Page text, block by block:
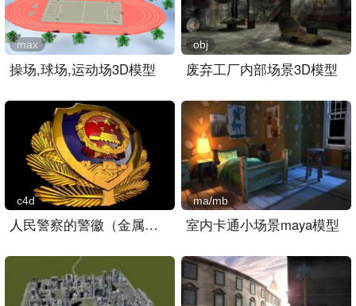
操场,球场,运动场3D模型
max
废弃工厂内部场景3D模型
obj
人民警察的警徽（金属材质）..
c4d
室内卡通小场景maya模型
ma/mb